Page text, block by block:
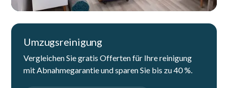
Umzugsreinigung
Vergleichen Sie gratis Offerten für Ihre reinigung
mit Abnahmegarantie und sparen Sie bis zu 40 %.